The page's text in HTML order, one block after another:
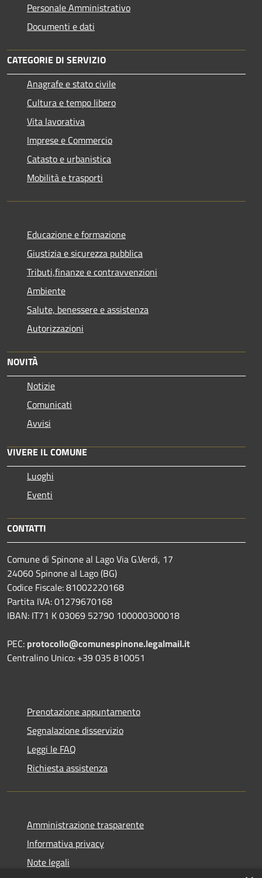
Personale Amministrativo
Documenti e dati
CATEGORIE DI SERVIZIO
Anagrafe e stato civile
Cultura e tempo libero
Vita lavorativa
Imprese e Commercio
Catasto e urbanistica
Mobilità e trasporti
Educazione e formazione
Giustizia e sicurezza pubblica
Tributi,finanze e contravvenzioni
Ambiente
Salute, benessere e assistenza
Autorizzazioni
NOVITÀ
Notizie
Comunicati
Avvisi
VIVERE IL COMUNE
Luoghi
Eventi
CONTATTI
Comune di Spinone al Lago Via G.Verdi, 17
24060 Spinone al Lago (BG)
Codice Fiscale: 81002220168
Partita IVA: 01279670168
IBAN: IT71 K 03069 52790 100000300018
PEC: protocollo@comunespinone.legalmail.it
Centralino Unico: +39 035 810051
Prenotazione appuntamento
Segnalazione disservizio
Leggi le FAQ
Richiesta assistenza
Amministrazione trasparente
Informativa privacy
Note legali